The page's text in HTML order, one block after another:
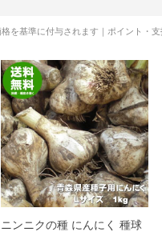
格を基準に付与されます｜ポイント・
ニンニクの種 にんにく 種球